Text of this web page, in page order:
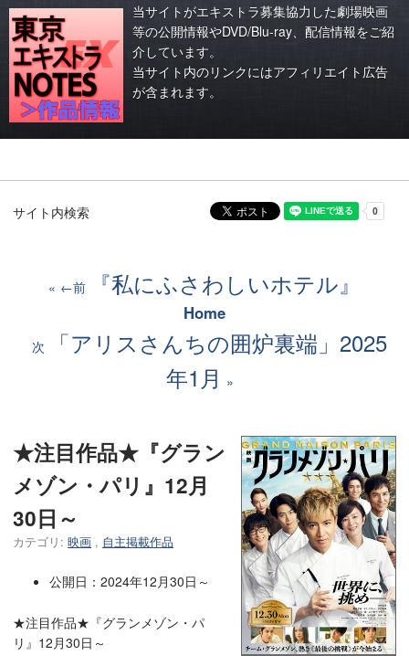
当サイトがエキストラ募集協力した劇場映画
等の公開情報やDVD/Blu-ray、配信情報をご紹
介しています。
当サイト内のリンクにはアフィリエイト広告
が含まれます。
サイト内検索
←前 『私にふさわしいホテル』
Home
次
「アリスさんちの囲炉裏端」2025
年1月
★注目作品★『グラン
メゾン・パリ』12月
30日～
カテゴリ: 映画 , 自主掲載作品
公開日：2024年12月30日～
★注目作品★『グランメゾン・パ
リ』12月30日～